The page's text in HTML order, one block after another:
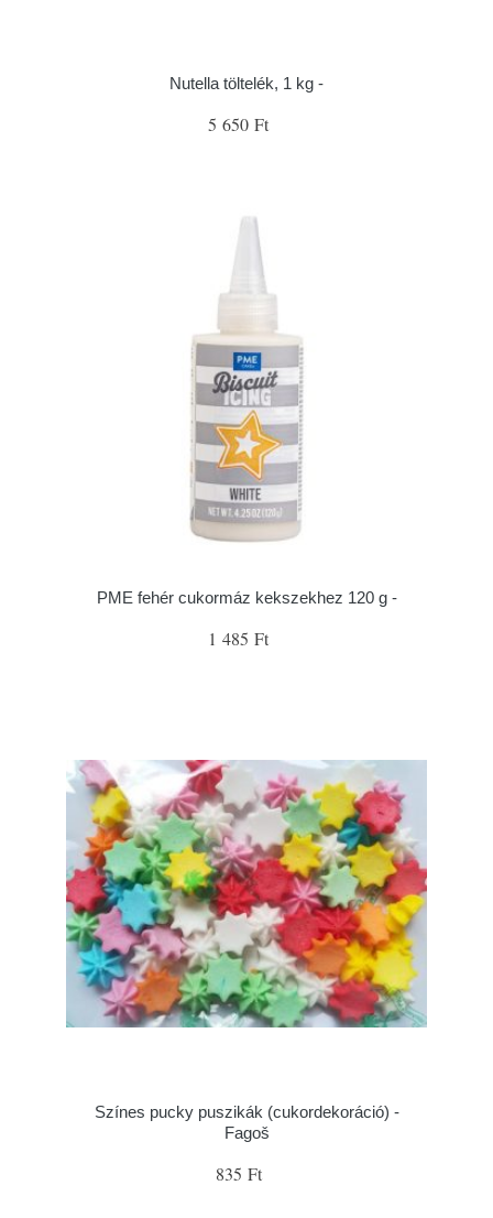
Nutella töltelék, 1 kg -
5 650 Ft
PME fehér cukormáz kekszekhez 120 g -
1 485 Ft
Színes pucky puszikák (cukordekoráció) -
Fagoš
835 Ft